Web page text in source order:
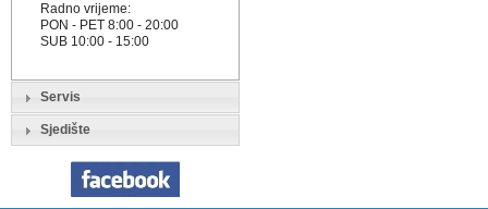
Radno vrijeme:
PON - PET 8:00 - 20:00
SUB 10:00 - 15:00
Servis
Sjedište